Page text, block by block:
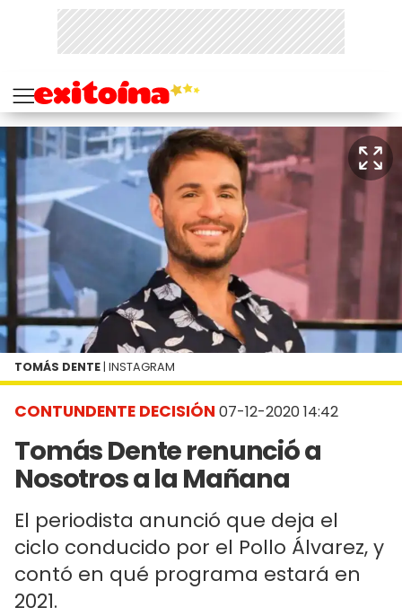
CONTUNDENTE DECISIÓN 07-12-2020 14:42
Tomás Dente renunció a
Nosotros a la Mañana
El periodista anunció que deja el
ciclo conducido por el Pollo Álvarez, y
contó en qué programa estará en
2021.
TOMÁS DENTE | INSTAGRAM